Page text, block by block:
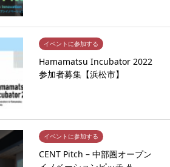
イベントに参加する
Hamamatsu Incubator 2022
参加者募集【浜松市】
イベントに参加する
CENT Pitch – 中部圏オープン